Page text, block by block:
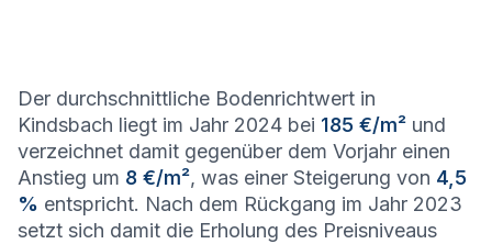
Der durchschnittliche Bodenrichtwert in
Kindsbach liegt im Jahr 2024 bei 185 €/m² und
verzeichnet damit gegenüber dem Vorjahr einen
Anstieg um 8 €/m², was einer Steigerung von 4,5
% entspricht. Nach dem Rückgang im Jahr 2023
setzt sich damit die Erholung des Preisniveaus